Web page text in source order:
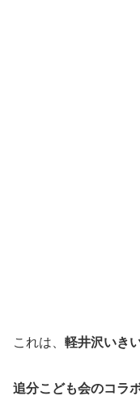
これは、 軽井沢いき
追分こども会のコラ